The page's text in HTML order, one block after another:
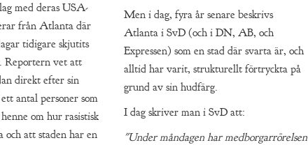
med deras USA-
från Atlanta där
tidigare skjutits
Reportern vet att
direkt efter sin
antal personer som
om hur rasistisk
att staden har en
Men i dag, fyra år senare beskrivs
Atlanta i SvD (och i DN, AB, och
Expressen) som en stad där svarta är, och
alltid har varit, strukturellt förtryckta på
grund av sin hudfärg.
I dag skriver man i SvD att:
"Under måndagen har medborgarrörelsen